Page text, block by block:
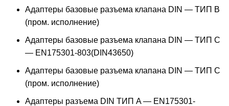
Адаптеры базовые разъема клапана DIN — ТИП B
(пром. исполнение)
Адаптеры базовые разъема клапана DIN — ТИП C
— EN175301-803(DIN43650)
Адаптеры базовые разъема клапана DIN — ТИП C
(пром. исполнение)
Адаптеры разъема DIN ТИП A — EN175301-